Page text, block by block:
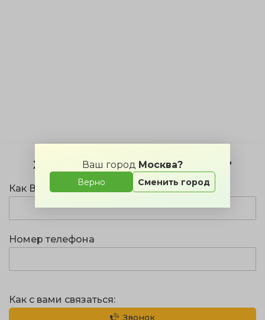
Ваш город Москва?
Верно Сменить город
Хотите мероприятие в этом зале?
Как Вас зовут?
Номер телефона
Как с вами связаться:
Звонок